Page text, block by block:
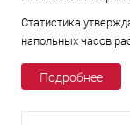
Статистика
напольных часов
Подробнее